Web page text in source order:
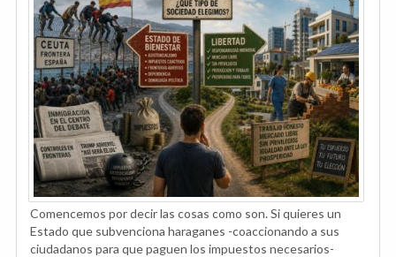
Comencemos por decir las cosas como son. Si quieres un
Estado que subvenciona haraganes -coaccionando a sus
ciudadanos para que paguen los impuestos necesarios-